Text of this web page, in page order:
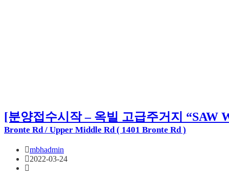
[분양접수시작 – 옥빌 고급주거지 “SAW
Bronte Rd / Upper Middle Rd ( 1401 Bronte Rd )
mbhadmin
2022-03-24